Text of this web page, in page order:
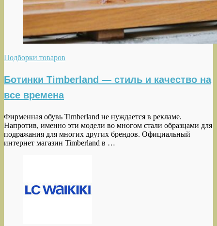
Подборки товаров
Ботинки Timberland — стиль и качество на
все времена
Фирменная обувь Timberland не нуждается в рекламе.
Напротив, именно эти модели во многом стали образцами для
подражания для многих других брендов. Официальный
интернет магазин Timberland в …